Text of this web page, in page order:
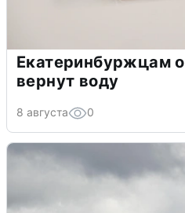
Екатеринбуржцам
вернут воду
8 августа 0